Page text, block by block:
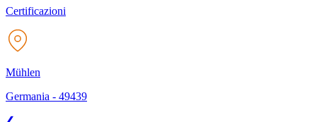
Certificazioni
Mühlen
Germania - 49439